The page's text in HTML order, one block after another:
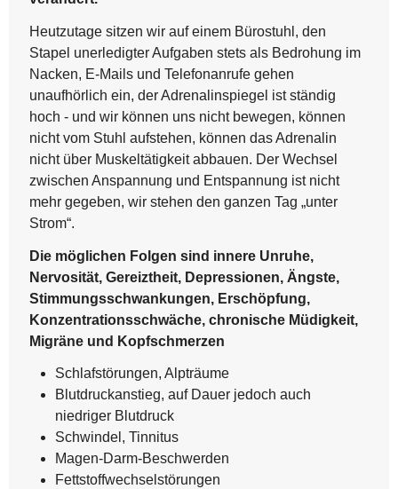
Heutzutage sitzen wir auf einem Bürostuhl, den
Stapel unerledigter Aufgaben stets als Bedrohung im
Nacken, E-Mails und Telefonanrufe gehen
unaufhörlich ein, der Adrenalinspiegel ist ständig
hoch - und wir können uns nicht bewegen, können
nicht vom Stuhl aufstehen, können das Adrenalin
nicht über Muskeltätigkeit abbauen. Der Wechsel
zwischen Anspannung und Entspannung ist nicht
mehr gegeben, wir stehen den ganzen Tag „unter
Strom“.
Die möglichen Folgen sind innere Unruhe,
Nervosität, Gereiztheit, Depressionen, Ängste,
Stimmungsschwankungen, Erschöpfung,
Konzentrationsschwäche, chronische Müdigkeit,
Migräne und Kopfschmerzen
Schlafstörungen, Alpträume
Blutdruckanstieg, auf Dauer jedoch auch
niedriger Blutdruck
Schwindel, Tinnitus
Magen-Darm-Beschwerden
Fettstoffwechselstörungen